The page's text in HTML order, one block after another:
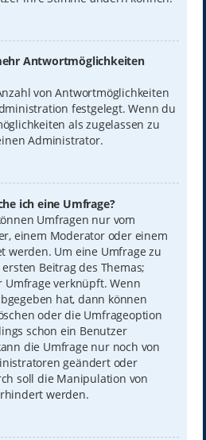
Antwortmöglichkeiten
von Antwortmöglichkeiten
festgelegt. Wenn du
als zugelassen zu
Administrator.
ich eine Umfrage?
Umfragen nur vom
einem Moderator oder einem
werden. Um eine Umfrage zu
Beitrag des Themas;
verknüpft. Wenn
hat, dann können
oder die Umfrageoption
schon ein Benutzer
die Umfrage nur noch von
geändert oder
soll die Manipulation von
werden.